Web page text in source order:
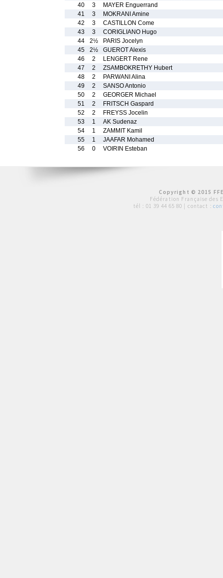
40
3
MAYER Enguerrand
41
3
MOKRANI Amine
42
3
CASTILLON Come
43
3
CORIGLIANO Hugo
44
2½
PARIS Jocelyn
45
2½
GUEROT Alexis
46
2
LENGERT Rene
47
2
ZSAMBOKRETHY Hubert
48
2
PARWANI Alina
49
2
SANSO Antonio
50
2
GEORGER Michael
51
2
FRITSCH Gaspard
52
2
FREYSS Jocelin
53
1
AK Sudenaz
54
1
ZAMMIT Kamil
55
1
JAAFAR Mohamed
56
0 VOIRIN Esteban
Copyright © 2015
Fédération Française des
tél : 01 39 44 65 80 | contact :